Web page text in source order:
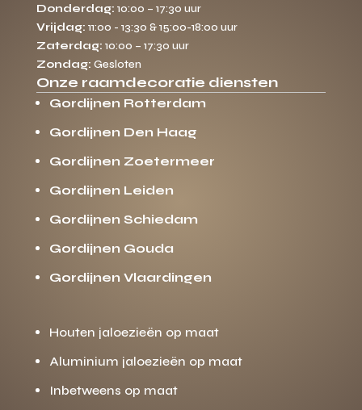
Donderdag: 10:00 – 17:30 uur
Vrijdag: 11:00 - 13:30 & 15:00-18:00 uur
Zaterdag: 10:00 – 17:30 uur
Zondag: Gesloten
Onze raamdecoratie diensten
Gordijnen Rotterdam
Gordijnen Den Haag
Gordijnen Zoetermeer
Gordijnen Leiden
Gordijnen Schiedam
Gordijnen Gouda
Gordijnen Vlaardingen
Houten jaloezieën op maat
Aluminium jaloezieën op maat
Inbetweens op maat